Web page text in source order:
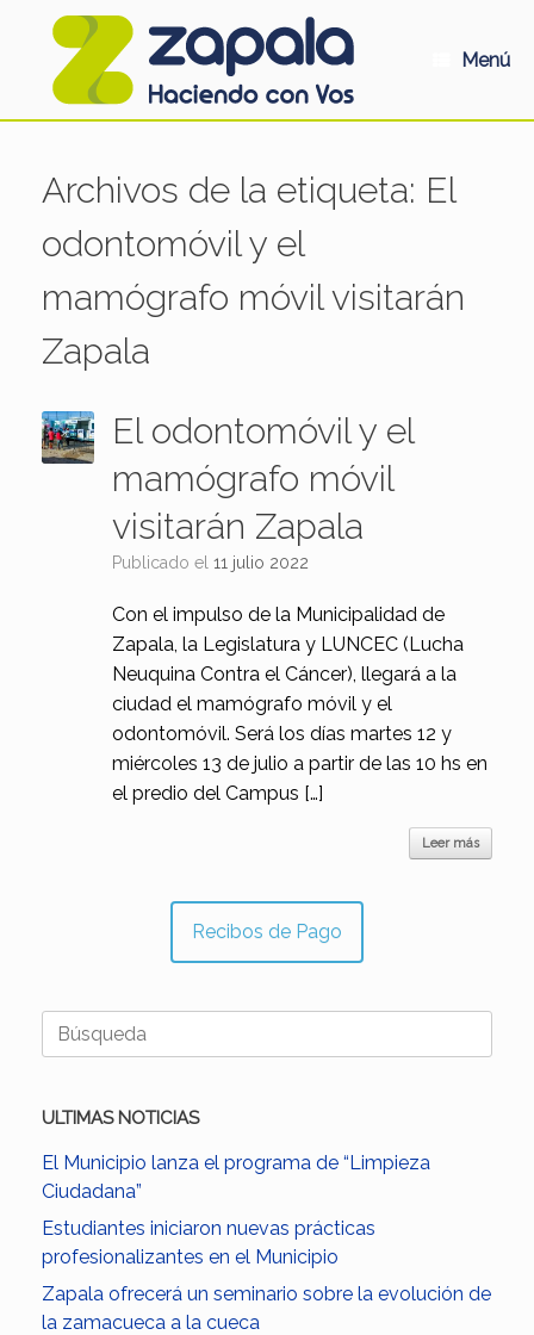
Menú
Archivos de la etiqueta: El
odontomóvil y el
mamógrafo móvil visitarán
Zapala
El odontomóvil y el
mamógrafo móvil
visitarán Zapala
Publicado el 11 julio 2022
Con el impulso de la Municipalidad de
Zapala, la Legislatura y LUNCEC (Lucha
Neuquina Contra el Cáncer), llegará a la
ciudad el mamógrafo móvil y el
odontomóvil. Será los días martes 12 y
miércoles 13 de julio a partir de las 10 hs en
el predio del Campus […]
Leer más
Recibos de Pago
Buscar:
ULTIMAS NOTICIAS
El Municipio lanza el programa de “Limpieza
Ciudadana”
Estudiantes iniciaron nuevas prácticas
profesionalizantes en el Municipio
Zapala ofrecerá un seminario sobre la evolución de
la zamacueca a la cueca